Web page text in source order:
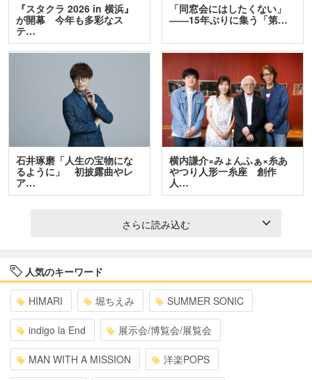
『スタクラ 2026 in 横浜』
が開幕 今年も多彩なス
テ…
「同窓会にはしたくない」
――15年ぶりに集う「第…
石井琢磨「人生の宝物にな
るように」 初披露曲やレ
ア…
横内謙介×みょんふぁ×糸あ
やつり人形一糸座 創作
人…
さらに読み込む
人気のキーワード
HIMARI 堀ちえみ SUMMER SONIC
indigo la End 展示会/博覧会/展覧会
MAN WITH A MISSION 洋楽POPS